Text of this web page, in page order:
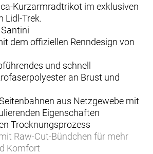
Kurzarmradtrikot im exklusiven
Lidl-Trek.
dem offiziellen Renndesign von
und schnell
an Brust und
aus Netzgewebe mit
Eigenschaften
Trocknungsprozess
Raw-Cut-Bündchen für mehr
Komfort